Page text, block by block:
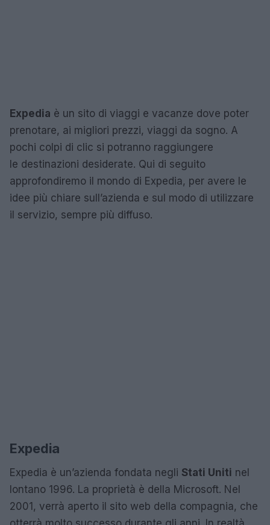
Expedia è un sito di viaggi e vacanze dove poter
prenotare, ai migliori prezzi, viaggi da sogno. A
pochi colpi di clic si potranno raggiungere
le destinazioni desiderate. Qui di seguito
approfondiremo il mondo di Expedia, per avere le
idee più chiare sull’azienda e sul modo di utilizzare
il servizio, sempre più diffuso.
Expedia
Expedia è un’azienda fondata negli Stati Uniti nel
lontano 1996. La proprietà è della Microsoft. Nel
2001, verrà aperto il sito web della compagnia, che